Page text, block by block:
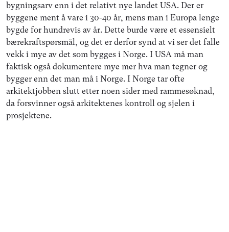
bygningsarv enn i det relativt nye landet USA. Der er
byggene ment å vare i 30-40 år, mens man i Europa lenge
bygde for hundrevis av år. Dette burde være et essensielt
bærekraftspørsmål, og det er derfor synd at vi ser det falle
vekk i mye av det som bygges i Norge. I USA må man
faktisk også dokumentere mye mer hva man tegner og
bygger enn det man må i Norge. I Norge tar ofte
arkitektjobben slutt etter noen sider med rammesøknad,
da forsvinner også arkitektenes kontroll og sjelen i
prosjektene.